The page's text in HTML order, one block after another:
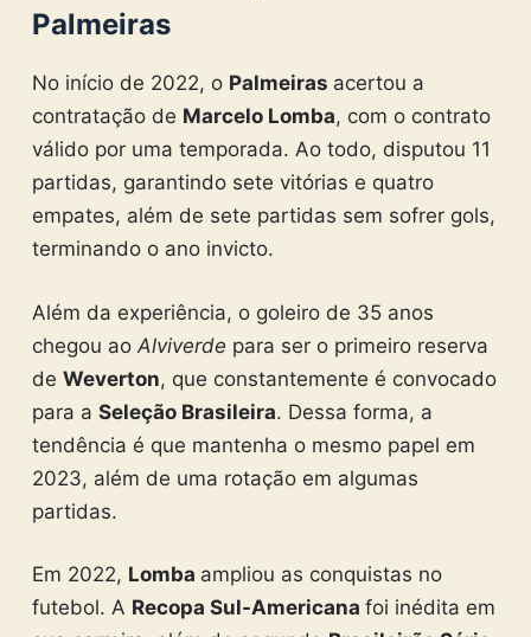
Palmeiras
No início de 2022, o Palmeiras acertou a
contratação de Marcelo Lomba, com o contrato
válido por uma temporada. Ao todo, disputou 11
partidas, garantindo sete vitórias e quatro
empates, além de sete partidas sem sofrer gols,
terminando o ano invicto.
Além da experiência, o goleiro de 35 anos
chegou ao Alviverde para ser o primeiro reserva
de Weverton, que constantemente é convocado
para a Seleção Brasileira. Dessa forma, a
tendência é que mantenha o mesmo papel em
2023, além de uma rotação em algumas
partidas.
Em 2022, Lomba ampliou as conquistas no
futebol. A Recopa Sul-Americana foi inédita em